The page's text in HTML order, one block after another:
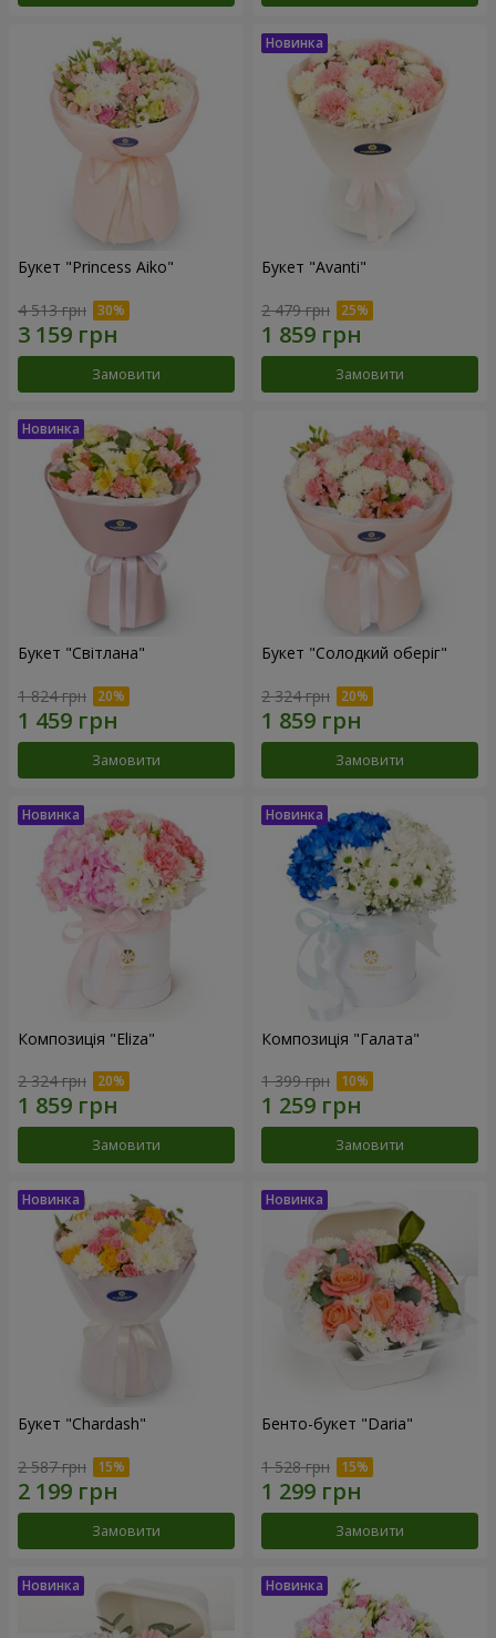
Букет "Princess Aiko"
4 513 грн
Замовити
Букет "Avanti"
2 479 грн
Замовити
Букет "Світлана"
1 824 грн
Замовити
Букет "Солодкий оберіг"
2 324 грн
Замовити
Композиція "Eliza"
2 324 грн
Замовити
Композиція "Галата"
1 399 грн
Замовити
Букет "Chardash"
2 587 грн
Замовити
Бенто-букет "Daria"
1 528 грн
Замовити